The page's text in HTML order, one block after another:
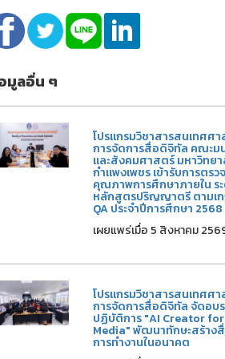
มูลอื่น ๆ
โปรแกรมวิชาสารสนเทศศ
การจัดการสื่อดิจิทัล คณะ
และสังคมศาสตร์ มหาวิทย
กำแพงเพชร เข้ารับการตรว
คุณภาพการศึกษาภายใน ร
หลักสูตรปริญญาตรี ตามเ
QA ประจำปีการศึกษา 2568
เผยแพร่เมื่อ 5 สิงหาคม
โปรแกรมวิชาสารสนเทศศ
การจัดการสื่อดิจิทัล จัดอบ
ปฏิบัติการ "AI Creator
Media" พัฒนาทักษะสร้าง
การทำงานในอนาคต